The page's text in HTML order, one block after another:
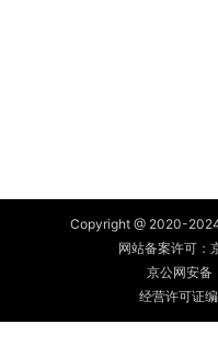
Copyright @ 2020-
网站备案许可：
京公网安备
经营许可证